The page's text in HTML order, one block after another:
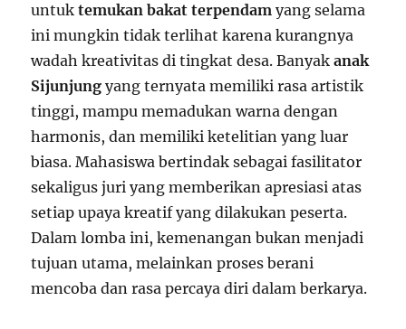
untuktemukan bakat terpendam yang selama
ini mungkin tidak terlihat karena kurangnya
wadah kreativitas di tingkat desa. Banyakanak
Sijunjung yang ternyata memiliki rasa artistik
tinggi, mampu memadukan warna dengan
harmonis, dan memiliki ketelitian yang luar
biasa. Mahasiswa bertindak sebagai fasilitator
sekaligus juri yang memberikan apresiasi atas
setiap upaya kreatif yang dilakukan peserta.
Dalam lomba ini, kemenangan bukan menjadi
tujuan utama, melainkan proses berani
mencoba dan rasa percaya diri dalam berkarya.